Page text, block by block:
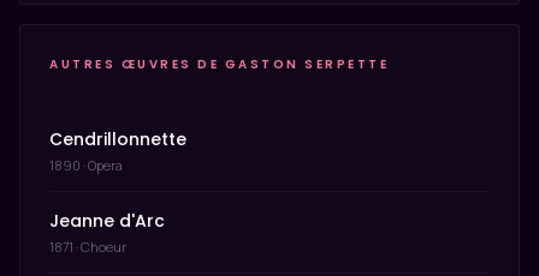
AUTRES ŒUVRES DE GASTON SERPETTE
Cendrillonnette
1890 · Opera
Jeanne d'Arc
1871 · Choeur